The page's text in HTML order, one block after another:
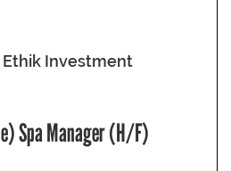
Ethik Investment
Spa Manager (H/F)